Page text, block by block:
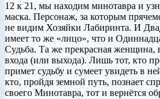
12 к 21, мы находим минотавра и
маска. Персонаж, за которым
не видим Хозяйки Лабиринта. И
имеет то же «лицо», что и
Судьба. Та же прекрасная женщина,
входа (или выхода). Лишь тот, кто
примет судьбу и сумеет увидеть в
кто, пройдя земной путь, познает
своего Минотавра, тот и вернётся